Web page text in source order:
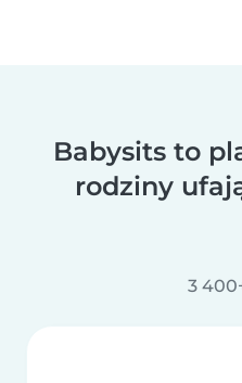
Babysits to
rodziny
3